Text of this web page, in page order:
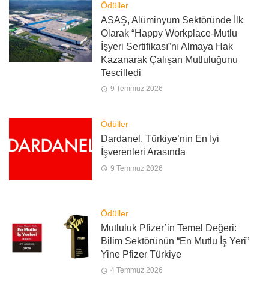
Ödüller
ASAŞ, Alüminyum Sektöründe İlk
Olarak “Happy Workplace-Mutlu
İşyeri Sertifikası”nı Almaya Hak
Kazanarak Çalışan Mutluluğunu
Tescilledi
9 Temmuz 2026
Ödüller
Dardanel, Türkiye’nin En İyi
İşverenleri Arasında
9 Temmuz 2026
Ödüller
Mutluluk Pfizer’in Temel Değeri:
Bilim Sektörünün “En Mutlu İş Yeri”
Yine Pfizer Türkiye
4 Temmuz 2026